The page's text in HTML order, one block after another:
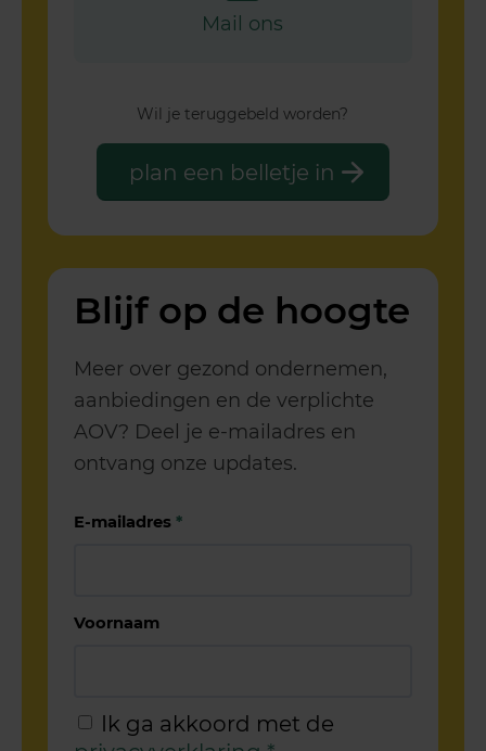
Mail ons
Wil je teruggebeld worden?
plan een belletje in
Blijf op de hoogte
Meer over gezond ondernemen,
aanbiedingen en de verplichte
AOV? Deel je e-mailadres en
ontvang onze updates.
E-mailadres*
Voornaam
Ik ga akkoord met de